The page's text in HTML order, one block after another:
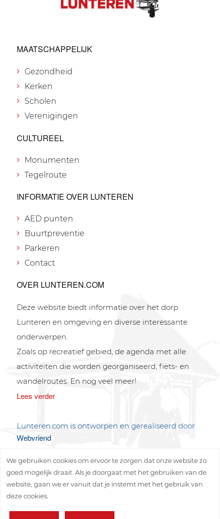
MAATSCHAPPELIJK
Gezondheid
Kerken
Scholen
Verenigingen
CULTUREEL
Monumenten
Tegelroute
INFORMATIE OVER LUNTEREN
AED punten
Buurtpreventie
Parkeren
Contact
OVER LUNTEREN.COM
Deze website biedt informatie over het dorp
Lunteren en omgeving en diverse interessante
onderwerpen.
Zoals op recreatief gebied, de agenda met alle
activiteiten die worden georganiseerd, fiets- en
wandelroutes. En nog veel meer!
Lees verder
Lunteren.com is ontworpen en gerealiseerd door
Webvriend
We gebruiken cookies om ervoor te zorgen dat onze website zo
goed mogelijk draait. Als je doorgaat met het gebruiken van de
website, gaan we er vanuit dat je instemt met het gebruik van
deze cookies.